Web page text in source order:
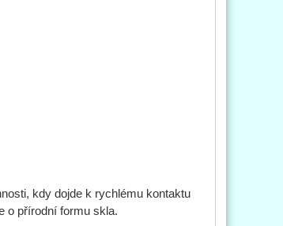
kdy dojde k rychlému kontaktu
o přírodní formu skla.